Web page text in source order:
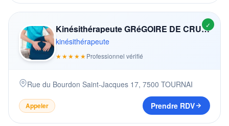
✓
Kinésithérapeute GRéGOIRE DE CRUYENAERE
kinésithérapeute
★★★★★Professionnel vérifié
Rue du Bourdon Saint-Jacques 17, 7500 TOURNAI
Appeler Prendre RDV